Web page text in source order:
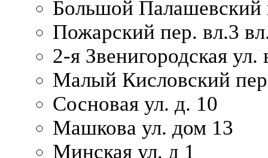
Большой Палашевский
Пожарский пер. вл.3
2-я Звенигородская ул.
Малый Кисловский
Сосновая ул. д. 10
Машкова ул. дом 13
Минская ул. д 1